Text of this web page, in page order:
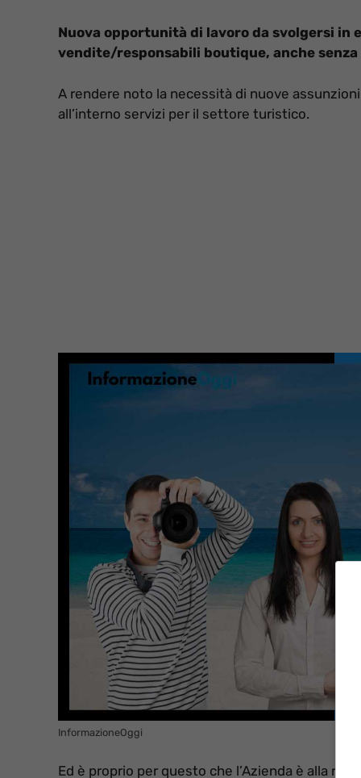
Nuova opportunità di lavoro da svolgersi
vendite/responsabili boutique, anche senza
A rendere noto la necessità di nuove
all’interno servizi per il settore turistico.
InformazioneOggi
Ed è proprio per questo che l’Azienda è alla